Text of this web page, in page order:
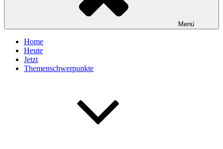
Menü
Home
Heute
Jetzt
Themenschwerpunkte